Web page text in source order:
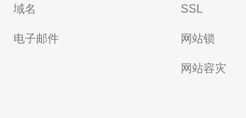
域名
电子邮件
SSL
网站锁
网站容灾